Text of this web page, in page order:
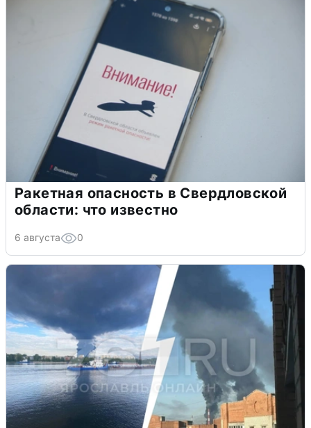
Ракетная опасность в Свердловской
области: что известно
6 августа 0